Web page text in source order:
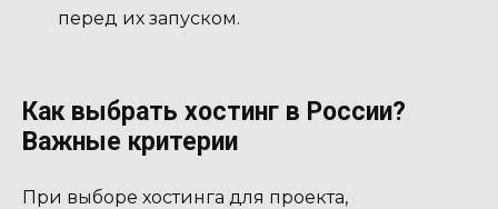
перед их запуском.
Как выбрать хостинг в России?
Важные критерии
При выборе хостинга для проекта,